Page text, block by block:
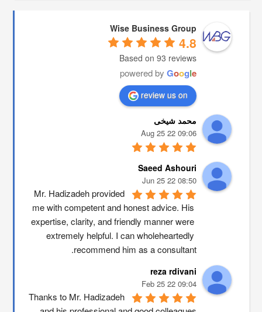
Wise Business Group
4.8
Based on 93 reviews
powered by Google
review us on
محمد شیخی
09:06 22 Aug 25
Saeed Ashouri
08:50 22 Jun 25
Mr. Hadizadeh provided
me with competent and honest advice. His
expertise, clarity, and friendly manner were
extremely helpful. I can wholeheartedly
recommend him as a consultant.
reza rdivani
09:04 22 Feb 25
Thanks to Mr. Hadizadeh